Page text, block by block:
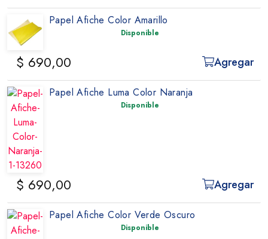
Papel Afiche Color Amarillo
Disponible
$ 690,00 Agregar
Papel Afiche Luma Color Naranja
Disponible
$ 690,00 Agregar
Papel Afiche Color Verde Oscuro
Disponible